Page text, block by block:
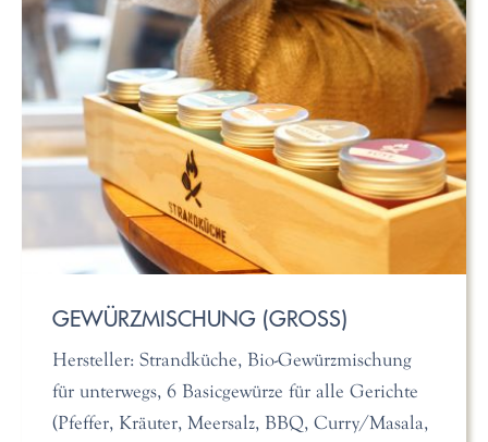
GEWÜRZMISCHUNG (GROSS)
Hersteller: Strandküche, Bio-Gewürzmischung
für unterwegs, 6 Basicgewürze für alle Gerichte
(Pfeffer, Kräuter, Meersalz, BBQ, Curry/Masala,